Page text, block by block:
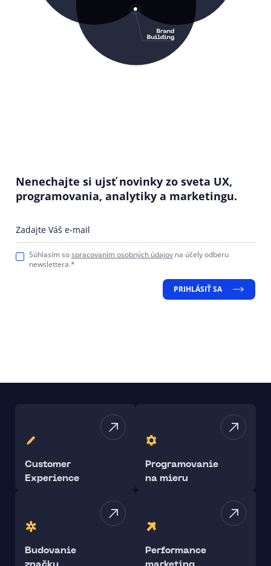
Nenechajte si ujsť novinky zo sveta UX,
programovania, analytiky a marketingu.
Zadajte Váš e-mail
Súhlasím sospracovaním osobných údajov na účely odberu
newslettera.*
PRIHLÁSIŤ SA
Customer
Experience
Programovanie
na mieru
Budovanie
Performance